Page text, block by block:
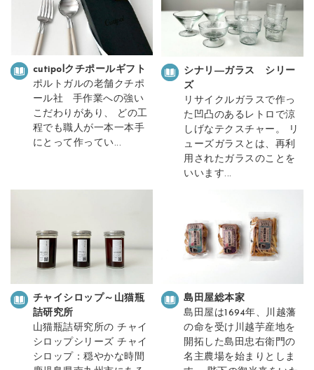
cutipolクチポールギフト
ポルトガルの老舗クチポ
ール社 手作業への強い
こだわりがあり、 どの工
程でも職人が一本一本手
にとって作ってい...
シナリ―ガラス シリー
ズ
リサイクルガラスで作っ
た凹凸のあるレトロで涼
しげなテクスチャー。 リ
ューズガラスとは、再利
用されたガラスのことを
いいます...
チャイシロップ～山猫瓶
詰研究所
山猫瓶詰研究所の チャイ
シロップシリーズ チャイ
シロップ：穏やかな時間
島田屋総本家
島田屋は1694年、川越藩
の命を受け川越芋産地を
開拓した島田忠右衛門の
名主農場を始まりとしま